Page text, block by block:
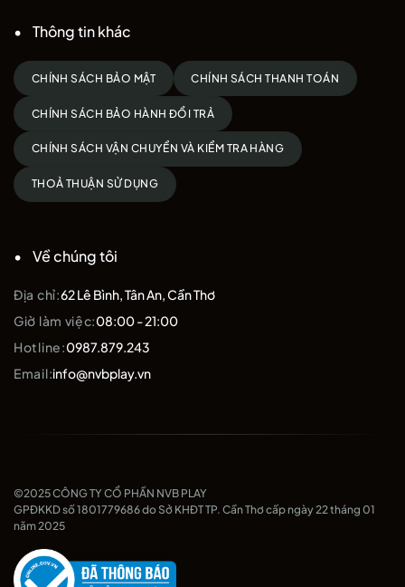
Thông tin khác
CHÍNH SÁCH BẢO MẬT CHÍNH SÁCH THANH TOÁN
CHÍNH SÁCH BẢO HÀNH ĐỔI TRẢ
CHÍNH SÁCH VẬN CHUYỂN VÀ KIỂM TRA HÀNG
THOẢ THUẬN SỬ DỤNG
Về chúng tôi
Địa chỉ:62 Lê Bình, Tân An, Cần Thơ
Giờ làm việc:08:00 - 21:00
Hotline:0987.879.243
Email:info@nvbplay.vn
©2025 CÔNG TY CỔ PHẦN NVB PLAY
GPĐKKD số 1801779686 do Sở KHĐT TP. Cần Thơ cấp ngày 22 tháng 01
năm 2025